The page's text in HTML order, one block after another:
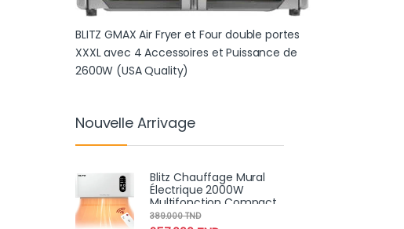
BLITZ GMAX Air Fryer et Four double portes
XXXL avec 4 Accessoires et Puissance de
2600W (USA Quality)
Nouvelle Arrivage
Blitz Chauffage Mural
Électrique 2000W
Multifonction Compact
et Étanche pour Salle de
389.000TND